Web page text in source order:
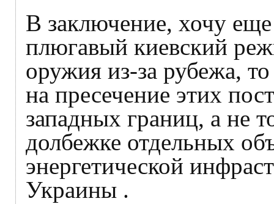
В заключение, хочу
плюгавый киевский
оружия из-за рубежа,
на пресечение этих
западных границ, а не
долбежке отдельных
энергетической
Украины .